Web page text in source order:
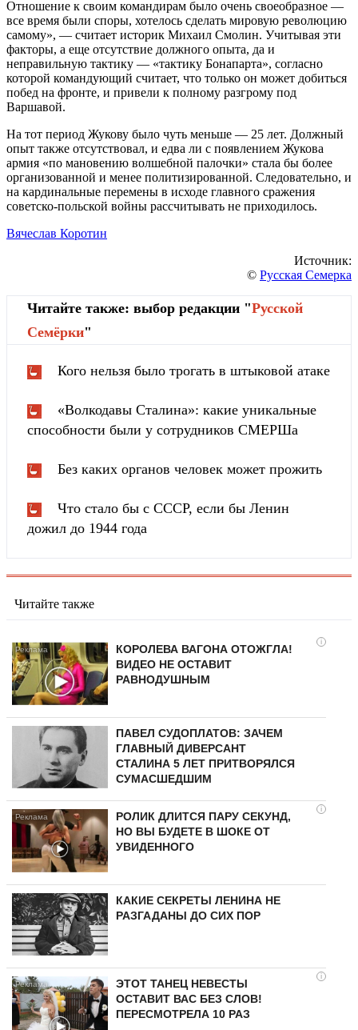
Отношение к своим командирам было очень своеобразное —
все время были споры, хотелось сделать мировую революцию
самому», — считает историк Михаил Смолин. Учитывая эти
факторы, а еще отсутствие должного опыта, да и
неправильную тактику — «тактику Бонапарта», согласно
которой командующий считает, что только он может добиться
побед на фронте, и привели к полному разгрому под
Варшавой.
На тот период Жукову было чуть меньше — 25 лет. Должный
опыт также отсутствовал, и едва ли с появлением Жукова
армия «по мановению волшебной палочки» стала бы более
организованной и менее политизированной. Следовательно, и
на кардинальные перемены в исходе главного сражения
советско-польской войны рассчитывать не приходилось.
Вячеслав Коротин
Источник:
© Русская Семерка
Читайте также: выбор редакции "Русской
Cемёрки"
Кого нельзя было трогать в штыковой атаке
«Волкодавы Сталина»: какие уникальные
способности были у сотрудников СМЕРШа
Без каких органов человек может прожить
Что стало бы с СССР, если бы Ленин
дожил до 1944 года
Читайте также
i
КОРОЛЕВА ВАГОНА ОТОЖГЛА!
ВИДЕО НЕ ОСТАВИТ
РАВНОДУШНЫМ
ПАВЕЛ СУДОПЛАТОВ: ЗАЧЕМ
ГЛАВНЫЙ ДИВЕРСАНТ
СТАЛИНА 5 ЛЕТ ПРИТВОРЯЛСЯ
СУМАСШЕДШИМ
i
РОЛИК ДЛИТСЯ ПАРУ СЕКУНД,
НО ВЫ БУДЕТЕ В ШОКЕ ОТ
УВИДЕННОГО
КАКИЕ СЕКРЕТЫ ЛЕНИНА НЕ
РАЗГАДАНЫ ДО СИХ ПОР
i
ЭТОТ ТАНЕЦ НЕВЕСТЫ
ОСТАВИТ ВАС БЕЗ СЛОВ!
ПЕРЕСМОТРЕЛА 10 РАЗ